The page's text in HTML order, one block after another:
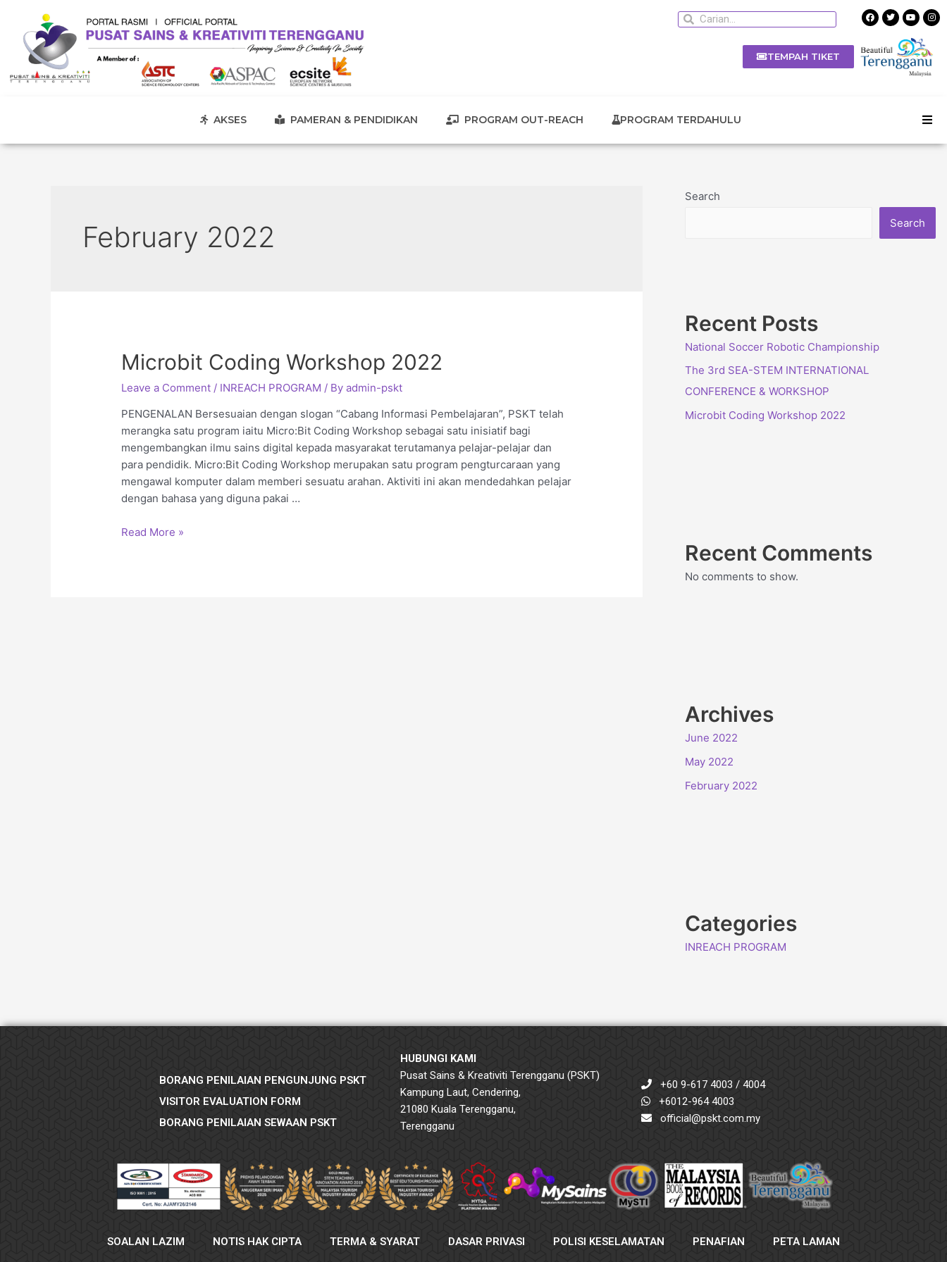
TEMPAH TIKET
AKSES PAMERAN & PENDIDIKAN PROGRAM OUT-REACH PROGRAM TERDAHULU
February 2022
Microbit Coding Workshop 2022
Leave a Comment / INREACH PROGRAM / Byadmin-pskt
PENGENALAN Bersesuaian dengan slogan “Cabang Informasi Pembelajaran”, PSKT telah
merangka satu program iaitu Micro:Bit Coding Workshop sebagai satu inisiatif bagi
mengembangkan ilmu sains digital kepada masyarakat terutamanya pelajar-pelajar dan
para pendidik. Micro:Bit Coding Workshop merupakan satu program pengturcaraan yang
mengawal komputer dalam memberi sesuatu arahan. Aktiviti ini akan mendedahkan pelajar
dengan bahasa yang diguna pakai …
Read More »
Search
Search
Recent Posts
National Soccer Robotic Championship
The 3rd SEA-STEM INTERNATIONAL
CONFERENCE & WORKSHOP
Microbit Coding Workshop 2022
Recent Comments
No comments to show.
Archives
June 2022
May 2022
February 2022
Categories
INREACH PROGRAM
BORANG PENILAIAN PENGUNJUNG PSKT
VISITOR EVALUATION FORM
BORANG PENILAIAN SEWAAN PSKT
HUBUNGI KAMI
Pusat Sains & Kreativiti Terengganu (PSKT)
Kampung Laut, Cendering,
21080 Kuala Terengganu,
Terengganu
+60 9-617 4003 / 4004
+6012-964 4003
official@pskt.com.my
SOALAN LAZIM NOTIS HAK CIPTA TERMA & SYARAT DASAR PRIVASI POLISI KESELAMATAN PENAFIAN PETA LAMAN